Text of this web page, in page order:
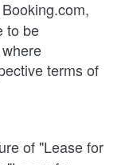
to be
terms of
of "Lease for